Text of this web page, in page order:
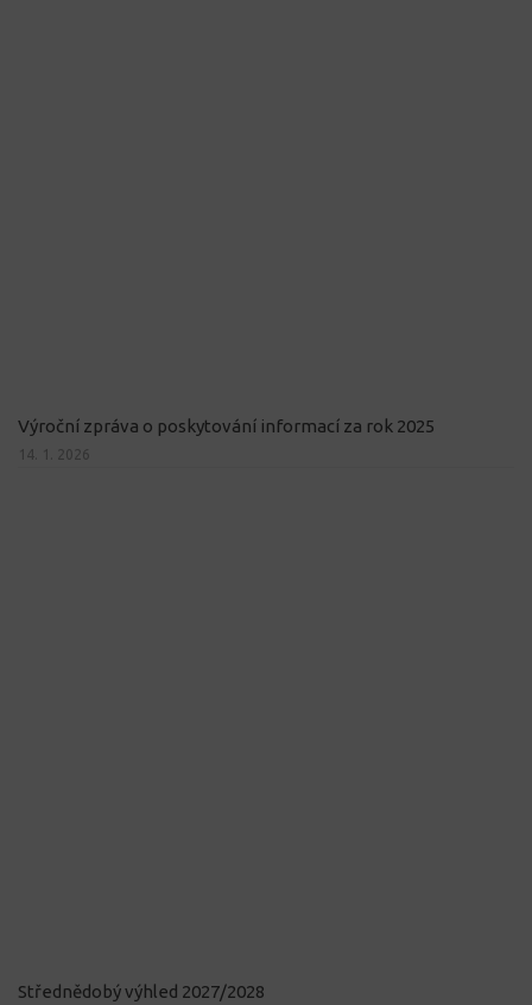
Výroční zpráva o poskytování informací za rok 2025
14. 1. 2026
Střednědobý výhled 2027/2028